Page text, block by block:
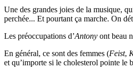
Une des grandes joies de la musique,
perchée... Et pourtant ça marche. On
Les préoccupations d’Antony ont beau
En général, ce sont des femmes (Feist,
et qu’importe si le cholesterol pointe le